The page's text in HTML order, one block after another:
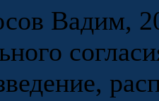
Вадим,